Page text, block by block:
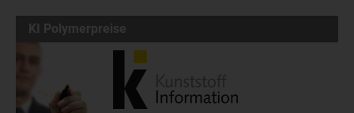
KI Polymerpreise